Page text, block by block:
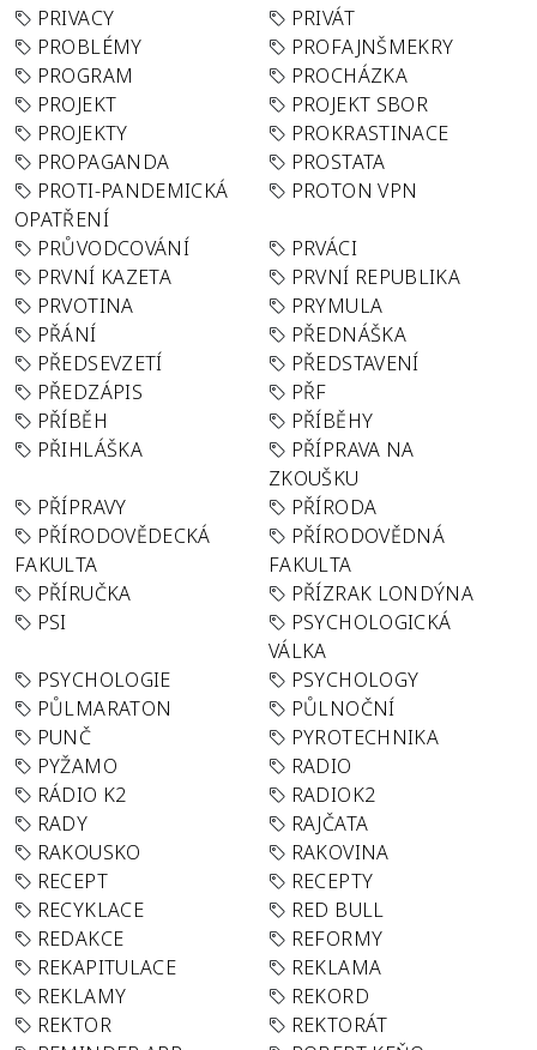
PRIVACY
PRIVÁT
PROBLÉMY
PROFAJNŠMEKRY
PROGRAM
PROCHÁZKA
PROJEKT
PROJEKT SBOR
PROJEKTY
PROKRASTINACE
PROPAGANDA
PROSTATA
PROTI-PANDEMICKÁ
OPATŘENÍ
PROTON VPN
PRŮVODCOVÁNÍ
PRVÁCI
PRVNÍ KAZETA
PRVNÍ REPUBLIKA
PRVOTINA
PRYMULA
PŘÁNÍ
PŘEDNÁŠKA
PŘEDSEVZETÍ
PŘEDSTAVENÍ
PŘEDZÁPIS
PŘF
PŘÍBĚH
PŘÍBĚHY
PŘIHLÁŠKA
PŘÍPRAVA NA
ZKOUŠKU
PŘÍPRAVY
PŘÍRODA
PŘÍRODOVĚDECKÁ
FAKULTA
PŘÍRODOVĚDNÁ
FAKULTA
PŘÍRUČKA
PŘÍZRAK LONDÝNA
PSI
PSYCHOLOGICKÁ
VÁLKA
PSYCHOLOGIE
PSYCHOLOGY
PŮLMARATON
PŮLNOČNÍ
PUNČ
PYROTECHNIKA
PYŽAMO
RADIO
RÁDIO K2
RADIOK2
RADY
RAJČATA
RAKOUSKO
RAKOVINA
RECEPT
RECEPTY
RECYKLACE
RED BULL
REDAKCE
REFORMY
REKAPITULACE
REKLAMA
REKLAMY
REKORD
REKTOR
REKTORÁT